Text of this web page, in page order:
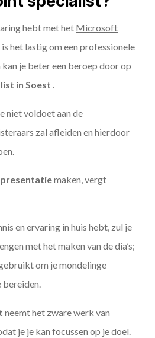
hebt met het Microsoft
is het lastig om een professionele
je beter een beroep door op
in Soest .
niet voldoet aan de
zal afleiden en hierdoor
maken, vergt
en ervaring in huis hebt, zul je
met het maken van de dia’s;
om je mondelinge
bereiden.
neemt het zware werk van
je je kan focussen op je doel.